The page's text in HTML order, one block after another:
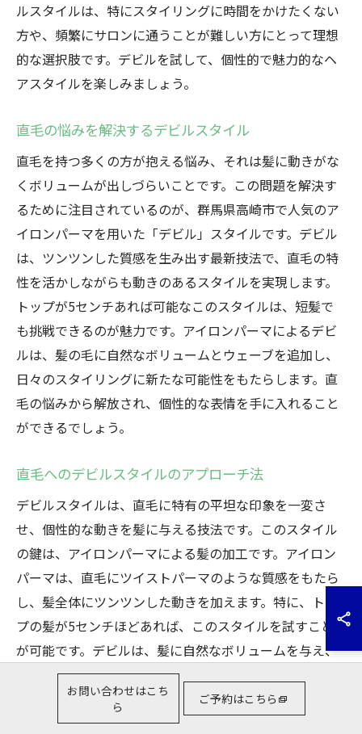
ルスタイルは、特にスタイリングに時間をかけたくない
方や、頻繁にサロンに通うことが難しい方にとって理想
的な選択肢です。デビルを試して、個性的で魅力的なヘ
アスタイルを楽しみましょう。
直毛の悩みを解決するデビルスタイル
直毛を持つ多くの方が抱える悩み、それは髪に動きがな
くボリュームが出しづらいことです。この問題を解決す
るために注目されているのが、群馬県高崎市で人気のア
イロンパーマを用いた「デビル」スタイルです。デビル
は、ツンツンした質感を生み出す最新技法で、直毛の特
性を活かしながらも動きのあるスタイルを実現します。
トップが5センチあれば可能なこのスタイルは、短髪で
も挑戦できるのが魅力です。アイロンパーマによるデビ
ルは、髪の毛に自然なボリュームとウェーブを追加し、
日々のスタイリングに新たな可能性をもたらします。直
毛の悩みから解放され、個性的な表情を手に入れること
ができるでしょう。
直毛へのデビルスタイルのアプローチ法
デビルスタイルは、直毛に特有の平坦な印象を一変さ
せ、個性的な動きを髪に与える技法です。このスタイル
の鍵は、アイロンパーマによる髪の加工です。アイロン
パーマは、直毛にツイストパーマのような質感をもたら
し、髪全体にツンツンした動きを加えます。特に、トッ
プの髪が5センチほどあれば、このスタイルを試すこと
が可能です。デビルは、髪に自然なボリュームを与え、
スタイリッシュで現代的な印象を作り出します。また、
この技術は短時間で施術できるため、忙しい日常を送る
方にも最適です。ぜひ、直毛ならではの質感を生かしな
お問い合わせはこち
ら
ご予約はこちら